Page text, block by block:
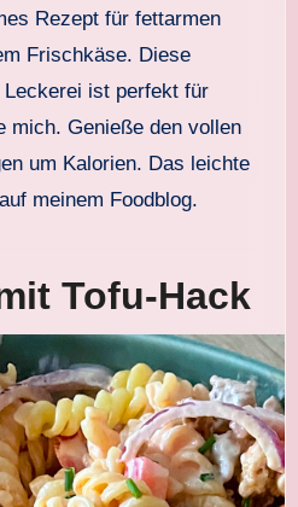
Rezept für fettarmen
Frischkäse. Diese
ist perfekt für
mich. Genieße den vollen
um Kalorien. Das leichte
meinem Foodblog.
Tofu-Hack